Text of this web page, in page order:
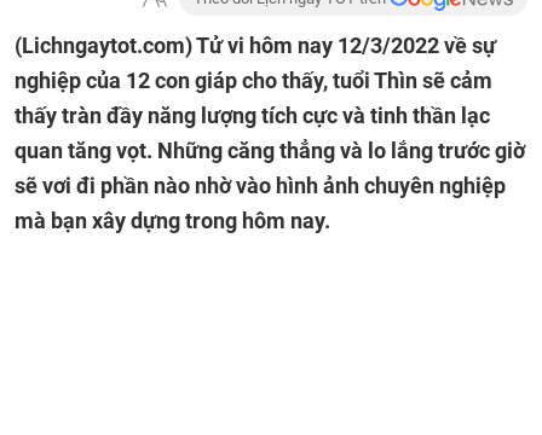
(Lichngaytot.com)Tử vi hôm nay 12/3/2022 về sự
nghiệp của 12 con giáp cho thấy, tuổi Thìn sẽ cảm
thấy tràn đầy năng lượng tích cực và tinh thần lạc
quan tăng vọt. Những căng thẳng và lo lắng trước giờ
sẽ vơi đi phần nào nhờ vào hình ảnh chuyên nghiệp
mà bạn xây dựng trong hôm nay.